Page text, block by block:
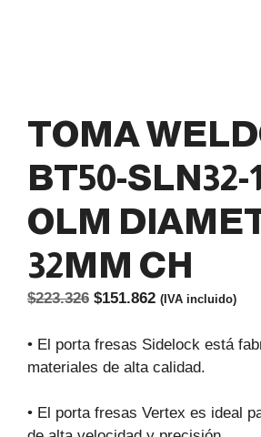
TOMA
BT50-SLN32-
OLM
32MM CH
$223.326 El
original
era:
$151.862El
actual
es:
(IVA incluido)
• El porta fresas Sidelock está
materiales de alta calidad.
• El porta fresas Vertex es ideal